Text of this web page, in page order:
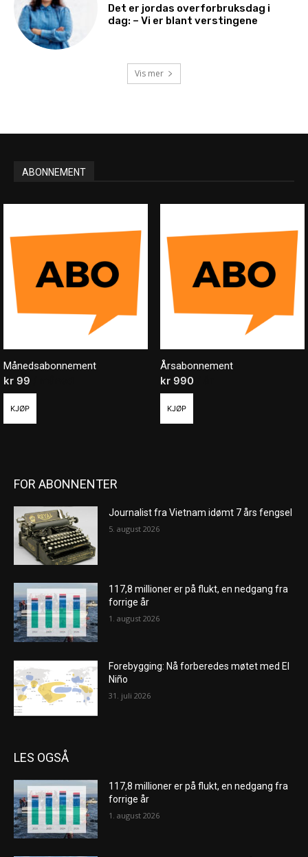
Det er jordas overforbruksdag i
dag: – Vi er blant verstingene
Vis mer
ABONNEMENT
Månedsabonnement
kr 99
KJØP
Årsabonnement
kr990
KJØP
FOR ABONNENTER
Journalist fra Vietnam idømt 7 års fengsel
5. august 2026
117,8 millioner er på flukt, en nedgang fra
forrige år
1. august 2026
Forebygging: Nå forberedes møtet med El
Niño
31. juli 2026
LES OGSÅ
117,8 millioner er på flukt, en nedgang fra
forrige år
1. august 2026